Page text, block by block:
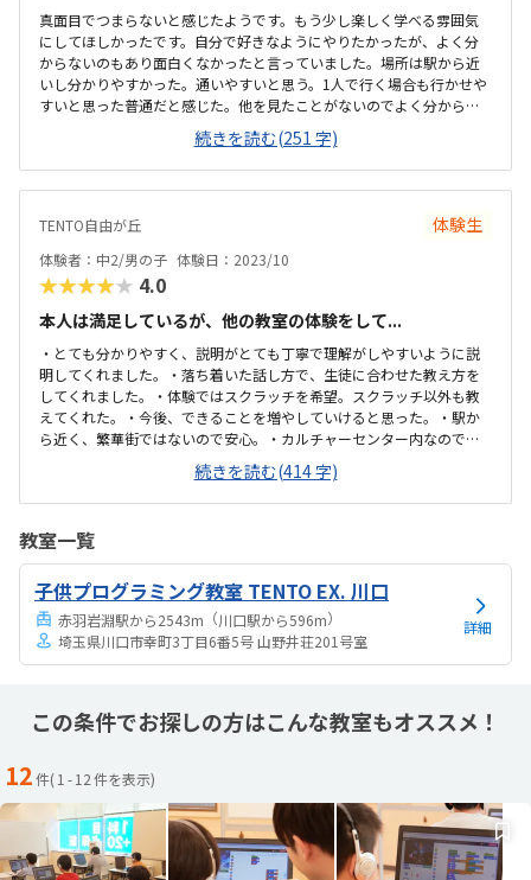
真面目でつまらないと感じたようです。もう少し楽しく学べる雰囲気
にしてほしかったです。自分で好きなようにやりたかったが、よく分
からないのもあり面白くなかったと言っていました。場所は駅から近
いし分かりやすかった。通いやすいと思う。1人で行く場合も行かせや
すいと思った普通だと感じた。他を見たことがないのでよく分からな
い。特にやりにくさは感じなかった。1回の料金がやや高めに感じてい
る。毎週通わせたかったが、月何回にするか、悩んでいる。先生の教
え方は丁寧だったが、上から目線な感じで気になったと言ってまし
た。
続きを読む(251 字)
TENTO自由が丘 体験生
体験者：中2/男の子 体験日：2023/10
★★★★★ 4.0
本人は満足しているが、他の教室の体験をして...
・とても分かりやすく、説明がとても丁寧で理解がしやすいように説
明してくれました。・落ち着いた話し方で、生徒に合わせた教え方を
してくれました。・体験ではスクラッチを希望。スクラッチ以外も教
えてくれた。・今後、できることを増やしていけると思った。・駅か
ら近く、繁華街ではないので安心。・カルチャーセンター内なので、
他の教室も開催しており、人が多く、安心。・開放的に感じた。・各
自が好きなことをしているが、静かな中で集中している。・騒いだ
り、大きな音を出す生徒はいない。・中高生が、５人程度でゆったり
や高めな気がするが、トータルで見ると他の教室と同じくらい。・教
材やテーマに沿った授業ではなく、自分のやりたいことができるの
で、本人の要望にかなっている。・普段は対面を希望。（親、本人と
もに）・対面授業をオンラインに振り替えることもできる...
続きを読む(414 字)
教室一覧
子供プログラミング教室 TENTO EX. 川口
赤羽岩淵駅から2543m （川口駅から596m）
埼玉県川口市幸町3丁目6番5号 山野井荘201号室
詳細
この条件でお探しの方はこんな教室もオススメ！
12件(1 -12件を表示)